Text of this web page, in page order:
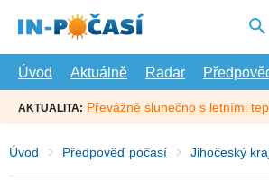
hlavní
Úvod
Aktuálně Radar
AKTUALITA: Převážně slunečno s letními
Úvod Předpověď počasí Jihočeský